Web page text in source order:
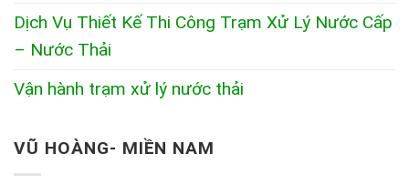
Dịch Vụ Thiết Kế Thi Công Trạm Xử Lý Nước Cấp
– Nước Thải
Vận hành trạm xử lý nước thải
VŨ HOÀNG- MIỀN NAM